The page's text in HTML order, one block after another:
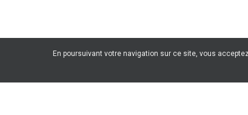
En poursuivant votre navigation sur ce site, vous